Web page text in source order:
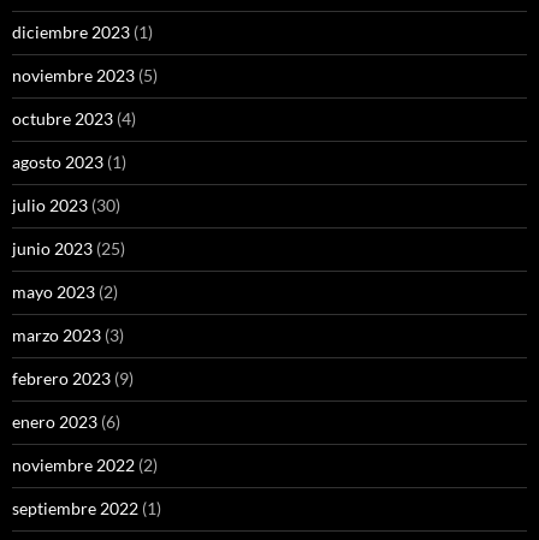
diciembre 2023 (1)
noviembre 2023 (5)
octubre 2023 (4)
agosto 2023 (1)
julio 2023 (30)
junio 2023 (25)
mayo 2023 (2)
marzo 2023 (3)
febrero 2023 (9)
enero 2023 (6)
noviembre 2022 (2)
septiembre 2022 (1)